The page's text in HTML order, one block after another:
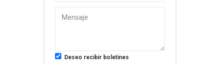
Deseo recibir boletines